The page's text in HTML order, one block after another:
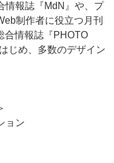
情報誌『MdN』や、プ
制作者に役立つ月刊
合情報誌『PHOTO
じめ、多数のデザイン
ョン